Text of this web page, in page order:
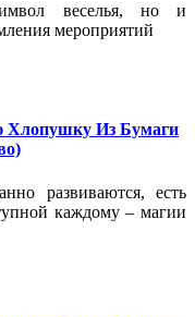
веселья, но и
мероприятий
Хлопушку Из Бумаги
развиваются, есть
каждому – магии